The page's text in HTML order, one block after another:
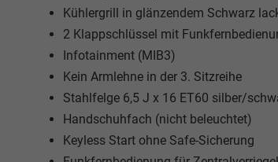
Kühlergrill in glänzendem Schwarz
2 Klappschlüssel mit
Infotainment (MIB3)
Kein Armlehne in der 3. Sitzreihe
Stahlfelge 6,5 J x 16 ET60 silber/
Handschuhfach (nicht beleuchtet)
Keyless Start ohne Safe-Sicherung